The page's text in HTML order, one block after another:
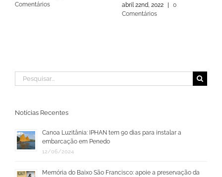
Comentários
abril 22nd, 2022
0
Comentários
Buscar
resultados
Notícias Recentes
Canoa Luzitânia: IPHAN tem 90 dias para instalar a
embarcação em Penedo
12/06/2024
Memória do Baixo São Francisco: apoie a preservação da